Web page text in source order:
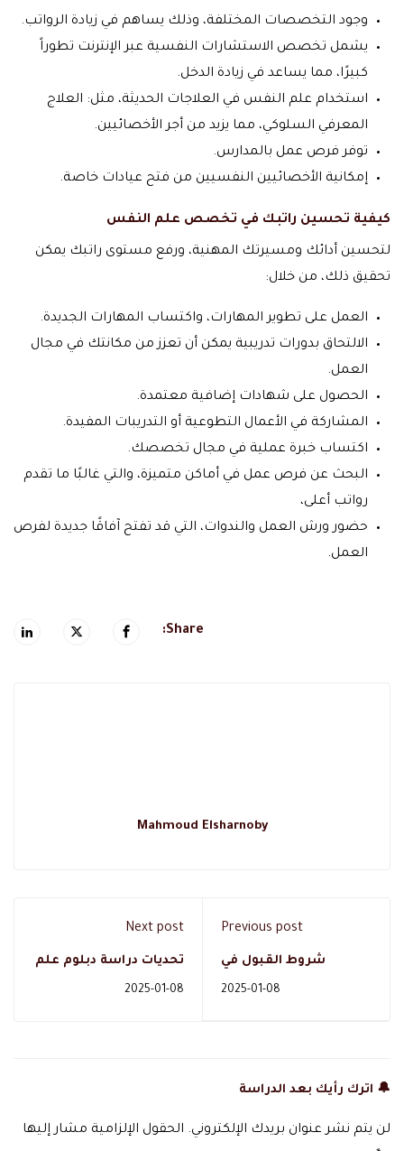
وجود التخصصات المختلفة، وذلك يساهم في زيادة الرواتب.
يشمل تخصص الاستشارات النفسية عبر الإنترنت تطوراً
كبيرًا، مما يساعد في زيادة الدخل.
استخدام علم النفس في العلاجات الحديثة، مثل: العلاج
المعرفي السلوكي، مما يزيد من أجر الأخصائيين.
توفر فرص عمل بالمدارس.
إمكانية الأخصائيين النفسيين من فتح عيادات خاصة.
كيفية تحسين راتبك في تخصص علم النفس
لتحسين أدائك ومسيرتك المهنية، ورفع مستوى راتبك يمكن
تحقيق ذلك، من خلال:
العمل على تطوير المهارات، واكتساب المهارات الجديدة.
الالتحاق بدورات تدريبية يمكن أن تعزز من مكانتك في مجال
العمل.
الحصول على شهادات إضافية معتمدة.
المشاركة في الأعمال التطوعية أو التدريبات المفيدة.
اكتساب خبرة عملية في مجال تخصصك.
البحث عن فرص عمل في أماكن متميزة، والتي غالبًا ما تقدم
رواتب أعلى،
حضور ورش العمل والندوات، التي قد تفتح آفاقًا جديدة لفرص
العمل.
Share:
Mahmoud Elsharnoby
Previous post
شروط القبول في
ماجستير علم النفس
2025-01-08
Next post
تحديات دراسة دبلوم علم
نفس ومستقبل خريجي
2025-01-08
🔔 اترك رأيك بعد الدراسة
لن يتم نشر عنوان بريدك الإلكتروني. الحقول الإلزامية مشار إليها